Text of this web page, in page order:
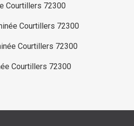
Courtillers 72300
Courtillers 72300
Courtillers 72300
Courtillers 72300